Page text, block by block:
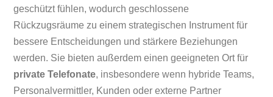
geschützt fühlen, wodurch geschlossene
Rückzugsräume zu einem strategischen Instrument für
bessere Entscheidungen und stärkere Beziehungen
werden. Sie bieten außerdem einen geeigneten Ort für
private Telefonate, insbesondere wenn hybride Teams,
Personalvermittler, Kunden oder externe Partner